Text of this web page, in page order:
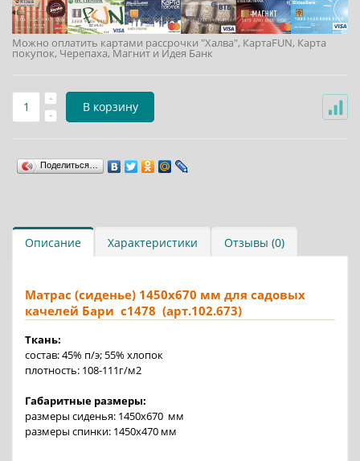
Можно оплатить картами рассрочки "Халва", КартаFUN, Карта
покупок, Черепаха, Магнит и Идея Банк
В корзину
Поделиться…
Описание Характеристики Отзывы (0)
Матрас (сиденье) 1450х670 мм для садовых
качелей Бари с1478 (арт.102.673)
Ткань:
состав: 45% п/э; 55% хлопок
плотность: 108-111г/м2
Габаритные размеры:
размеры сиденья: 1450х670 мм
размеры спинки: 1450х470 мм